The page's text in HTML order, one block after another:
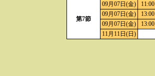
第7節
09月07日(金) 11:00
09月07日(金)
13:00
09月07日(金)
13:00
11月11日(日)